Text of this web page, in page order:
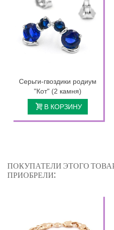
Серьги-гвоздики родиум
"Кот" (2 камня)
В КОРЗИНУ
ПОКУПАТЕЛИ ЭТОГО
ПРИОБРЕЛИ: